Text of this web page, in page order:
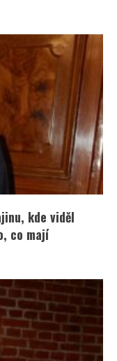
kde viděl
co mají